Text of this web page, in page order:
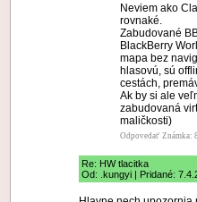
Neviem ako
rovnaké.
Zabudované
BlackBerry
mapa bez
hlasovú, sú
cestách,
Ak by si ale
zabudovaná
maličkosti)
Odpovedať Známka:
Re: HW tlacitka
Od: .kungyi | Pridané: